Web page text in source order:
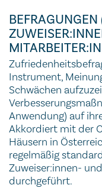
Instrument,
Schwächen
Anwendung) auf
Akkordiert mit der
Häusern in
regelmäßig
Zuweiser:innen-
durchgeführt.